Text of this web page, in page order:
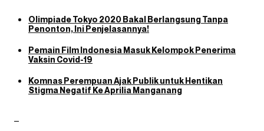
Olimpiade Tokyo 2020 Bakal Berlangsung Tanpa
Penonton, Ini Penjelasannya!
Pemain Film Indonesia Masuk Kelompok Penerima
Vaksin Covid-19
Komnas Perempuan Ajak Publik untuk Hentikan
Stigma Negatif Ke Aprilia Manganang
–